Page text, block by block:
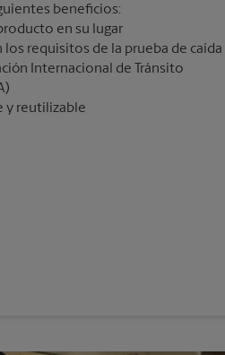
beneficios:
en su lugar
los requisitos de la prueba de caída
Internacional de Tránsito
y reutilizable